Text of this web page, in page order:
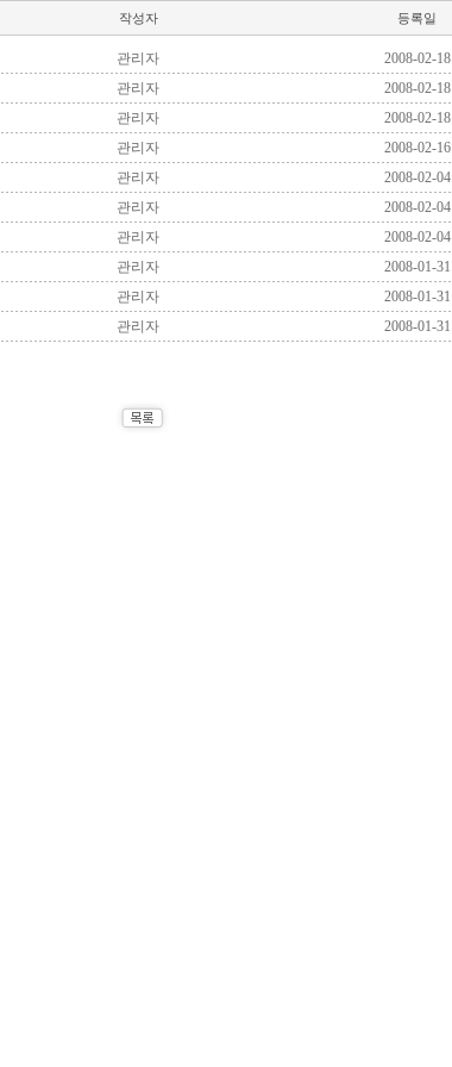
작성자 등록일
관리자 2008-02-18
관리자 2008-02-18
관리자 2008-02-18
관리자 2008-02-16
관리자 2008-02-04
관리자 2008-02-04
관리자 2008-02-04
관리자 2008-01-31
관리자 2008-01-31
관리자 2008-01-31